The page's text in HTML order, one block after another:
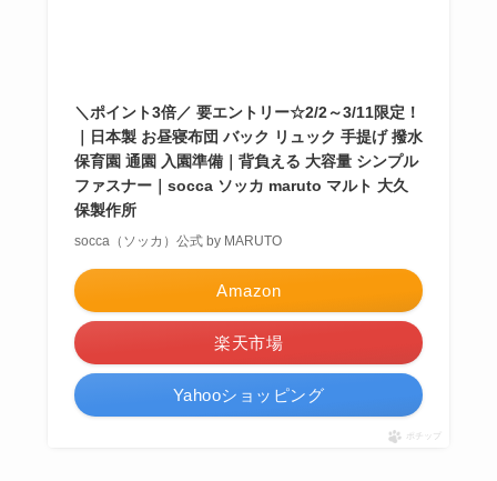
＼ポイント3倍／ 要エントリー☆2/2～3/11限定！
｜日本製 お昼寝布団 バック リュック 手提げ 撥水
保育園 通園 入園準備｜背負える 大容量 シンプル
ファスナー｜socca ソッカ maruto マルト 大久
保製作所
socca（ソッカ）公式 by MARUTO
Amazon
楽天市場
Yahooショッピング
ポチップ